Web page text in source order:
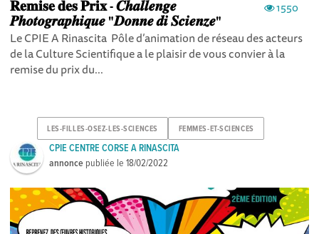
1550
𝐑𝐞𝐦𝐢𝐬𝐞 𝐝𝐞𝐬 𝐏𝐫𝐢𝐱 - 𝑪𝒉𝒂𝒍𝒍𝒆𝒏𝒈𝒆
𝑷𝒉𝒐𝒕𝒐𝒈𝒓𝒂𝒑𝒉𝒊𝒒𝒖𝒆 "𝑫𝒐𝒏𝒏𝒆 𝒅𝒊 𝑺𝒄𝒊𝒆𝒏𝒛𝒆"
Le CPIE A Rinascita Pôle d’animation de réseau des acteurs
de la Culture Scientifique a le plaisir de vous convier à la
remise du prix du...
LES-FILLES-OSEZ-LES-SCIENCES FEMMES-ET-SCIENCES
CPIE CENTRE CORSE A RINASCITA
annonce publiée le18/02/2022